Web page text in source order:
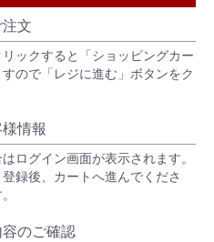
注文
ックすると「ショッピングカー
ので「レジに進む」ボタンをク
情報
ログイン画面が表示されます。
録後、カートへ進んでくださ
のご確認